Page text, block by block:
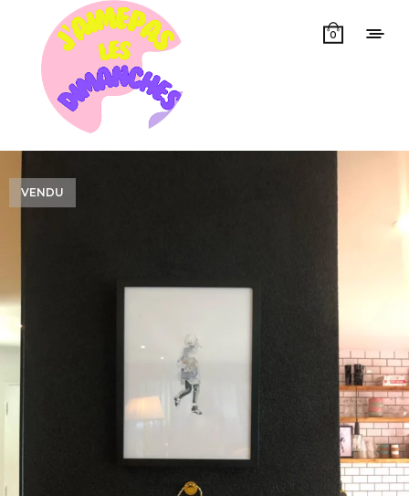
0
VENDU